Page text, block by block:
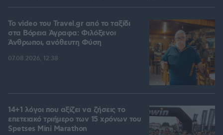
To video του Travel.gr από το ταξίδι
στα Βόρεια Άγραφα: Φιλόξενοι
Άνθρωποι, ανόθευτη Φύση
07.08.2026, 12:38
14+1 λόγοι που αξίζει να ζήσεις το
επετειακό τριήμερο των 15 χρόνων του
Spetses Mini Marathon